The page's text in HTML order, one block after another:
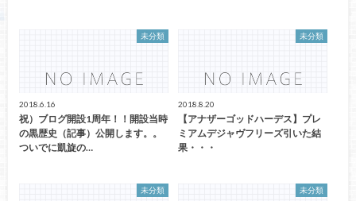
未分類
2018.6.16
祝）ブログ開設1周年！！開設当時
の黒歴史（記事）公開します。。
ついでに凱旋の…
未分類
2018.8.20
【アナザーゴッドハーデス】プレ
ミアムデジャヴフリーズ引いた結
果・・・
未分類 未分類